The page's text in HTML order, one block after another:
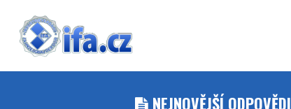
NEJNOVĚJŠÍ ODPOVĚDI